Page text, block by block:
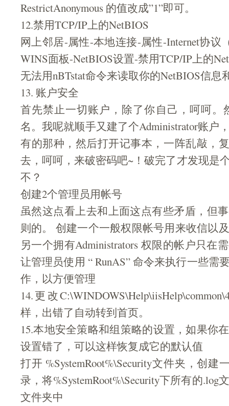
RestrictAnonymous 的值改成”1”即可。
12.禁用TCP/IP上的NetBIOS
网上邻居-属性-本地连接-属性-Internet协议
WINS面板-NetBIOS设置-禁用TCP/IP上的
无法用nBTstat命令来读取你的NetBIOS信
13. 账户安全
首先禁止一切账户，除了你自己，呵呵。
名。我呢就顺手又建了个Administrator账户
有的那种，然后打开记事本，一阵乱敲，
去，呵呵，来破密码吧~！破完了才发现是
不？
创建2个管理员用帐号
虽然这点看上去和上面这点有些矛盾，但
则的。 创建一个一般权限帐号用来收信以
另一个拥有Administrators 权限的帐户只在
让管理员使用 “ RunAS” 命令来执行一些需
作，以方便管理
14.更改
样，出错了自动转到首页。
15.本地安全策略和组策略的设置，如果你
设置错了，可以这样恢复成它的默认值
打开 %SystemRoot%\Security文件夹，创建
录，将%SystemRoot%\Security下所有的.log
文件夹中